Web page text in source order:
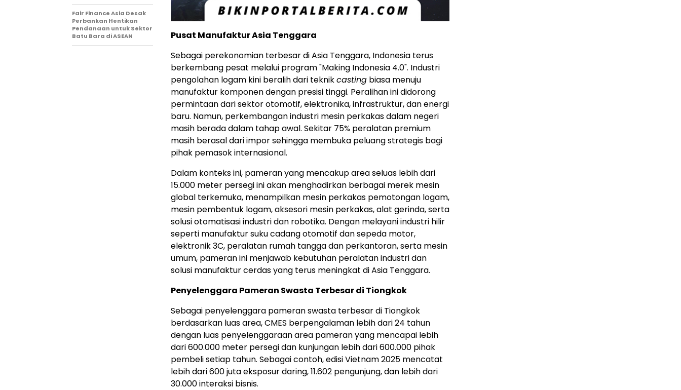
Pusat Manufaktur Asia Tenggara
Sebagai perekonomian terbesar di Asia Tenggara, Indonesia terus
berkembang pesat melalui program "Making Indonesia 4.0". Industri
pengolahan logam kini beralih dari teknikcasting biasa menuju
manufaktur komponen dengan presisi tinggi. Peralihan ini didorong
permintaan dari sektor otomotif, elektronika, infrastruktur, dan energi
baru. Namun, perkembangan industri mesin perkakas dalam negeri
masih berada dalam tahap awal. Sekitar 75% peralatan premium
masih berasal dari impor sehingga membuka peluang strategis bagi
pihak pemasok internasional.
Dalam konteks ini, pameran yang mencakup area seluas lebih dari
15.000 meter persegi ini akan menghadirkan berbagai merek mesin
global terkemuka, menampilkan mesin perkakas pemotongan logam,
mesin pembentuk logam, aksesori mesin perkakas, alat gerinda, serta
solusi otomatisasi industri dan robotika. Dengan melayani industri hilir
seperti manufaktur suku cadang otomotif dan sepeda motor,
elektronik 3C, peralatan rumah tangga dan perkantoran, serta mesin
umum, pameran ini menjawab kebutuhan peralatan industri dan
solusi manufaktur cerdas yang terus meningkat di Asia Tenggara.
Penyelenggara Pameran Swasta Terbesar di Tiongkok
Sebagai penyelenggara pameran swasta terbesar di Tiongkok
berdasarkan luas area, CMES berpengalaman lebih dari 24 tahun
dengan luas penyelenggaraan area pameran yang mencapai lebih
dari 600.000 meter persegi dan kunjungan lebih dari 600.000 pihak
pembeli setiap tahun. Sebagai contoh, edisi Vietnam 2025 mencatat
lebih dari 600 juta eksposur daring, 11.602 pengunjung, dan lebih dari
30.000 interaksi bisnis.
Fair Finance Asia Desak
Perbankan Hentikan
Pendanaan untuk Sektor
Batu Bara di ASEAN